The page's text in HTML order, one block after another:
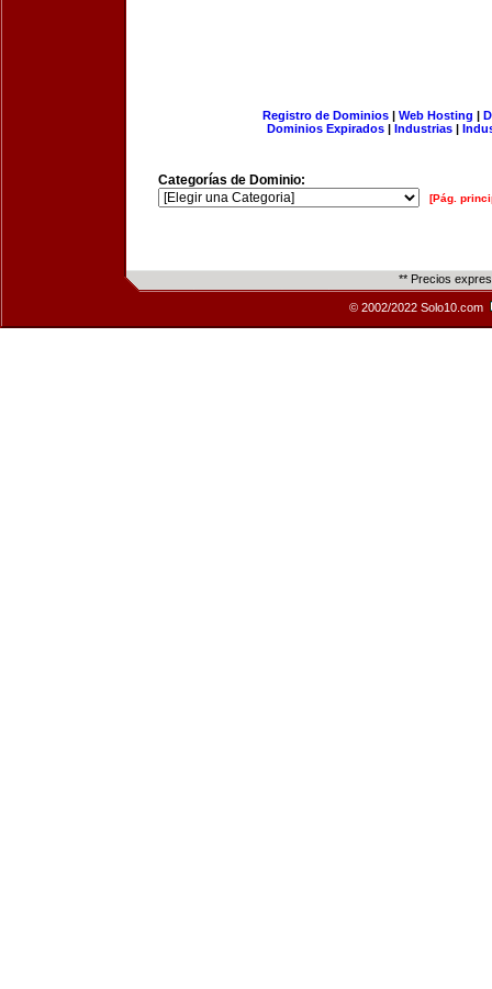
Registro de Dominios| Web Hosting |
Dominios Expirados | Industrias |
Categorías de Dominio:
[Pág.
** Precios
© 2002/2022 Solo10.com